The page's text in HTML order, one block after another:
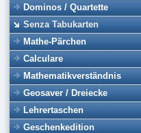
Dominos / Quartette
Senza Tabukarten
Mathe-Pärchen
Calculare
Mathematikverständnis
Geosaver / Dreiecke
Lehrertaschen
Geschenkedition